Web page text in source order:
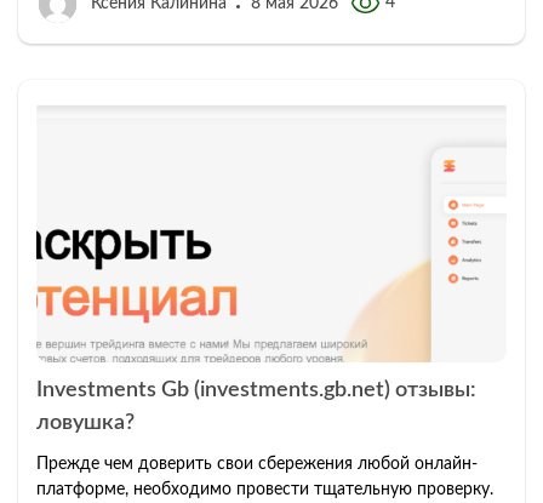
Ксения Калинина 8 мая 2026
Investments Gb (investments.gb.net) отзывы:
ловушка?
Прежде чем доверить свои сбережения любой онлайн-
платформе, необходимо провести тщательную проверку.